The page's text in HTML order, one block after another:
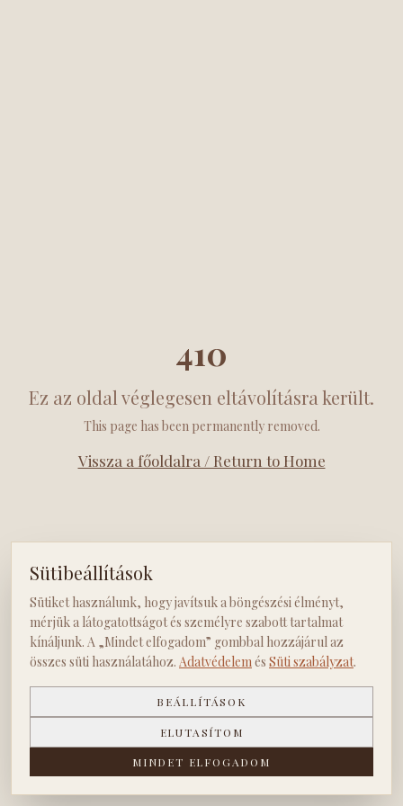
410
Ez az oldal véglegesen eltávolításra került.
This page has been permanently removed.
Vissza a főoldalra / Return to Home
Sütibeállítások
Sütiket használunk, hogy javítsuk a böngészési élményt,
mérjük a látogatottságot és személyre szabott tartalmat
kínáljunk. A „Mindet elfogadom” gombbal hozzájárul az
összes süti használatához. Adatvédelemés Süti szabályzat.
BEÁLLÍTÁSOK
ELUTASÍTOM
MINDET ELFOGADOM